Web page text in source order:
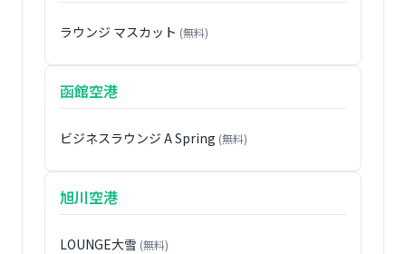
ラウンジ マスカット (無料)
函館空港
ビジネスラウンジ A Spring (無料)
旭川空港
LOUNGE大雪 (無料)